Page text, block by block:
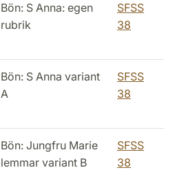
Bön: S Anna: egen
rubrik
SFSS
38
Bön: S Anna variant
A
SFSS
38
Bön: Jungfru Marie
lemmar variant B
SFSS
38